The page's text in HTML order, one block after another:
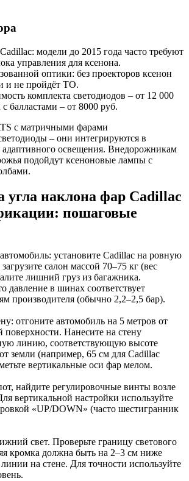
модели до 2015 года часто требуют
управления для ксенона.
оптики: без проекторов ксенон
и не пройдёт ТО.
комплекта светодиодов – от 12 000
балластами – от 8000 руб.
с матричными фарами
– они интегрируются в
адаптивного освещения. Внедорожникам
подойдут ксеноновые лампы с
угла наклона фар Cadillac
пошаговые
установите Cadillac на ровную
салон массой 70–75 кг (вес
лишний груз из багажника.
давление в шинах соответствует
производителя (обычно 2,2–2,5 бар).
отгоните автомобиль на 5 метров от
поверхности. Нанесите на стену
линию, соответствующую высоте
земли (например, 65 см для Cadillac
вертикальные оси фар мелом.
найдите регулировочные винты возле
вертикальной настройки используйте
«UP/DOWN» (часто шестигранник
свет. Проверьте границу светового
кромка должна быть на 2–3 см ниже
на стене. Для точности используйте